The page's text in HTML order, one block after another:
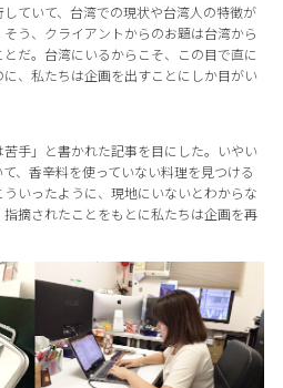
ていて、台湾での現状や台湾人の特徴が
う、クライアントからのお題は台湾から
だ。台湾にいるからこそ、この目で直に
、私たちは企画を出すことにしか目がい
手」と書かれた記事を目にした。いやい
、香辛料を使っていない料理を見つける
いったように、現地にいないとわからな
摘されたことをもとに私たちは企画を再